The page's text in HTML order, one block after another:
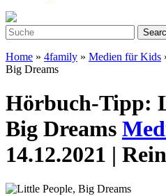
Home » 4family » Medien für Kids
Big Dreams
Hörbuch-Tipp:
Big Dreams
14.12.2021 |